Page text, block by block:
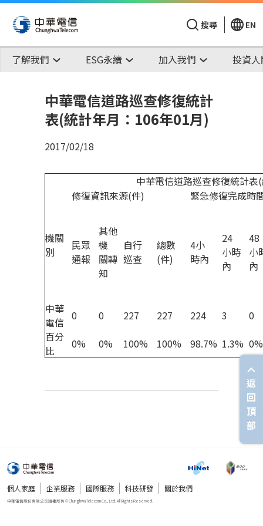
搜尋 EN
了解我們 ESG永續 加入我們 投資
中華電信道路巡查修復統計
表(統計年月：106年01月)
2017/02/18
中華電信道路巡查修復統計
機關
別
修復資訊來源(件) 緊急修復完成時
民眾
通報
其他
機
關轉
知
自行
巡查
總數
(件)
4小
時內
24
小時
內
48
小
內
中華
電信 0 0 227 227 224 3
0
百分
比
0% 0% 100% 100% 98.7% 1.3% 0%
個人家庭 企業服務 國際服務 科技研發 關於我們
返
回
頂
部